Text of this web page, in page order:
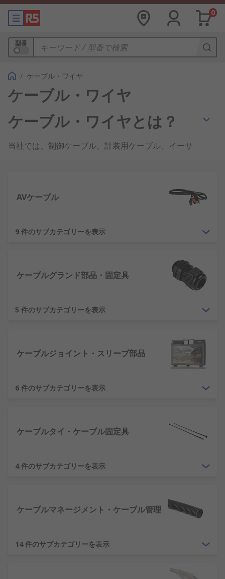
0
型番
/ ケーブル・ワイヤ
ケーブル・ワイヤ
ケーブル・ワイヤとは？
当社では、制御ケーブル、計装用ケーブル、イーサ
や光デジタルケーブル
、リボンや耐熱ケーブルな
どの特殊なハロゲンフリーケーブルもご用意してい
からケーブルタイや結束バンド
ケーブルとワイヤの違い
ケーブル及びワイヤは、電気や通信用途で使用され
る用語です。ケーブルとは一般的に、一連のワイヤ
を接着、編組、ひねりによってまとめ、絶縁被覆と
ワイヤとは一般的に、金属製の単一ロッド又はより
線で、ほとんどすべての電気、電子用途で使用され
で、当社では、お客様のニーズに合うようにありと
ケーブル・ワイヤのRoHS対
応
当社の製品はRoHSに準拠しています。当社は、こ
販売日以後の認証のみに関連しています。
報
ケーブル及びワイヤは、電源装置や電気機器に広く
AVケーブル
9 件のサブカテゴリーを表示
ケーブルグランド部品・固定具
5 件のサブカテゴリーを表示
ケーブルジョイント・スリーブ部品
6 件のサブカテゴリーを表示
ケーブルタイ・ケーブル固定具
4 件のサブカテゴリーを表示
ケーブルマネージメント・ケーブル管理
14 件のサブカテゴリーを表示